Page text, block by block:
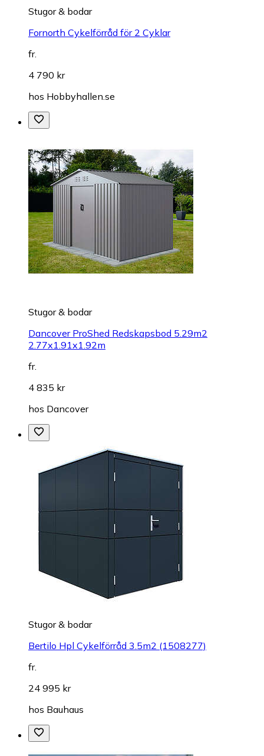
Stugor & bodar
Fornorth Cykelförråd för 2 Cyklar
fr.
4 790 kr
hos Hobbyhallen.se
Stugor & bodar
Dancover ProShed Redskapsbod 5.29m2
2.77x1.91x1.92m
fr.
4 835 kr
hos Dancover
Stugor & bodar
Bertilo Hpl Cykelförråd 3.5m2 (1508277)
fr.
24 995 kr
hos Bauhaus